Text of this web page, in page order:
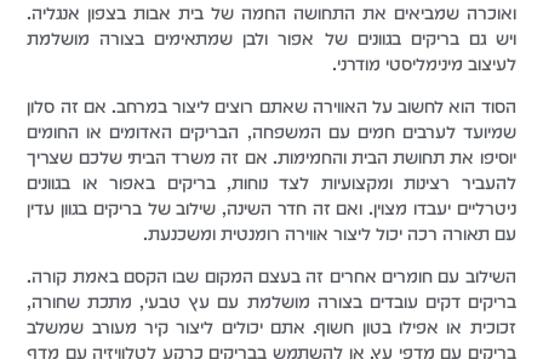
ואוכרה שמביאים את התחושה החמה של בית אבות בצפון אנגליה.
ויש גם בריקים בגוונים של אפור ולבן שמתאימים בצורה מושלמת
לעיצוב מינימליסטי מודרני.
הסוד הוא לחשוב על האווירה שאתם רוצים ליצור במרחב. אם זה סלון
שמיועד לערבים חמים עם המשפחה, הבריקים האדומים או החומים
יוסיפו את תחושת הבית והחמימות. אם זה משרד הביתי שלכם שצריך
להעביר רצינות ומקצועיות לצד נוחות, בריקים באפור או בגוונים
ניטרליים יעבדו מצוין. ואם זה חדר השינה, שילוב של בריקים בגוון עדין
עם תאורה רכה יכול ליצור אווירה רומנטית ומשכנעת.
השילוב עם חומרים אחרים זה בעצם המקום שבו הקסם באמת קורה.
בריקים דקים עובדים בצורה מושלמת עם עץ טבעי, מתכת שחורה,
זכוכית או אפילו בטון חשוף. אתם יכולים ליצור קיר מעורב שמשלב
בריקים עם מדפי עץ, או להשתמש בבריקים כרקע לטלוויזיה עם מדף